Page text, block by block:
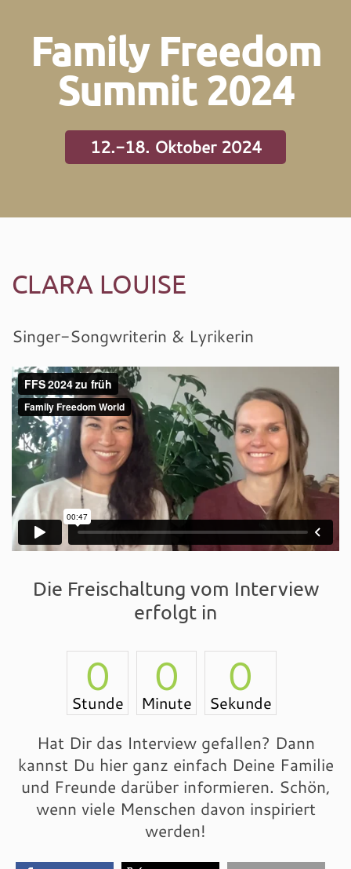
Family Freedom
Summit 2024
12.-18. Oktober 2024
CLARA LOUISE
Singer-Songwriterin & Lyrikerin
Die Freischaltung vom Interview
erfolgt in
0
Stunde 0
Minute 0
Sekunde
Hat Dir das Interview gefallen? Dann
kannst Du hier ganz einfach Deine Familie
und Freunde darüber informieren. Schön,
wenn viele Menschen davon inspiriert
werden!